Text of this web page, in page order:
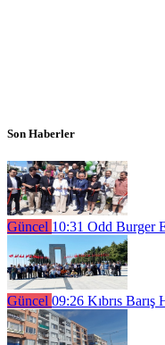
Son Haberler
Güncel 10:31 Odd Burger
Güncel 09:26 Kıbrıs Barış